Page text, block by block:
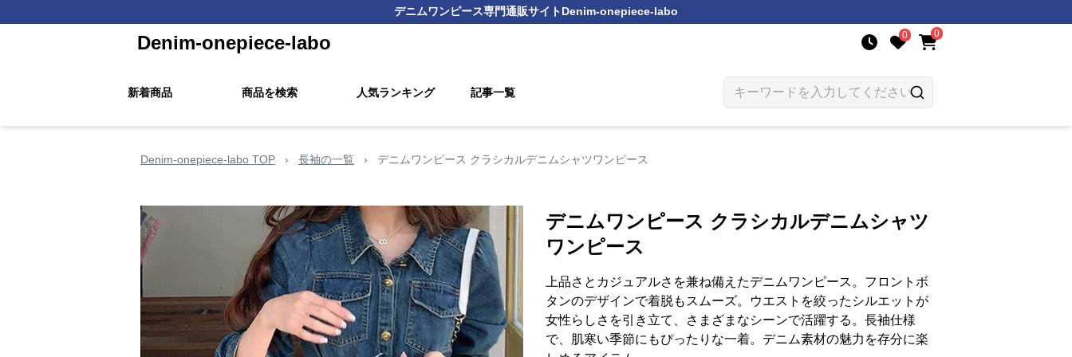
デニムワンピース専門通販サイトDenim-onepiece-labo
Denim-onepiece-labo 0 0
新着商品 商品を検索 人気ランキング 記事一覧
Denim-onepiece-labo TOP › 長袖の一覧 › デニムワンピース クラシカルデニムシャツワンピース
デニムワンピース クラシカルデニムシャツ
ワンピース
上品さとカジュアルさを兼ね備えたデニムワンピース。フロントボ
タンのデザインで着脱もスムーズ。ウエストを絞ったシルエットが
女性らしさを引き立て、さまざまなシーンで活躍する。長袖仕様
で、肌寒い季節にもぴったりな一着。デニム素材の魅力を存分に楽